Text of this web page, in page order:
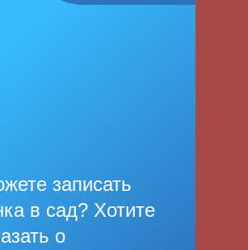
записать
в сад? Хотите
о